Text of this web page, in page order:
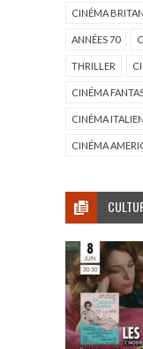
CINÉMA
ANNÉES 70
THRILLER
CINÉMA
CINÉMA ITALIEN
CINÉMA